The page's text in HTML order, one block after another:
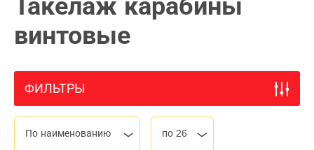
Такелаж карабины
винтовые
ФИЛЬТРЫ
По наименованию по 26